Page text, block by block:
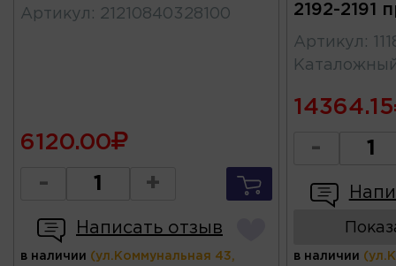
Артикул : 21210840328100
6120.00
- +
Написать отзыв
в наличии (ул.Коммунальная 43,
2192-2191
Артикул :
14364.15
-
в наличии